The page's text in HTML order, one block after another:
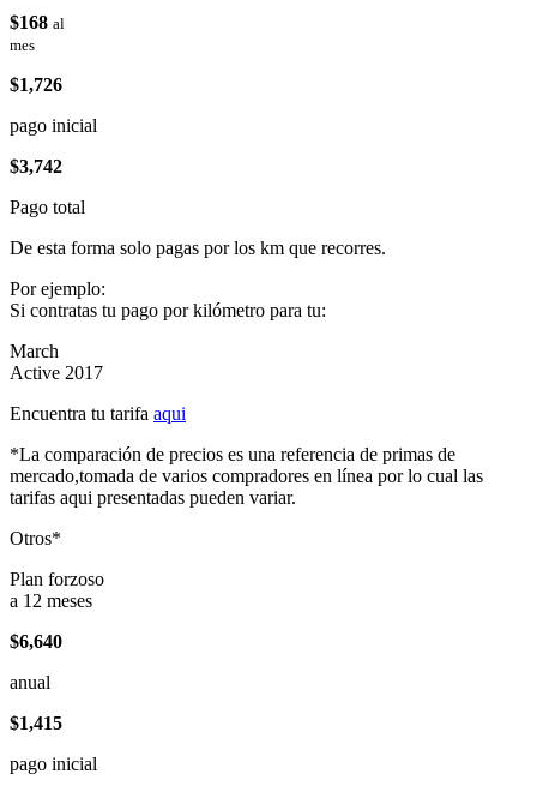
$168 al
mes
$1,726
pago inicial
$3,742
Pago total
De esta forma solo pagas por los km que recorres.
Por ejemplo:
Si contratas tu pago por kilómetro para tu:
March
Active 2017
Encuentra tu tarifa aqui
*La comparación de precios es una referencia de primas de
mercado,tomada de varios compradores en línea por lo cual las
tarifas aqui presentadas pueden variar.
Otros*
Plan forzoso
a 12 meses
$6,640
anual
$1,415
pago inicial